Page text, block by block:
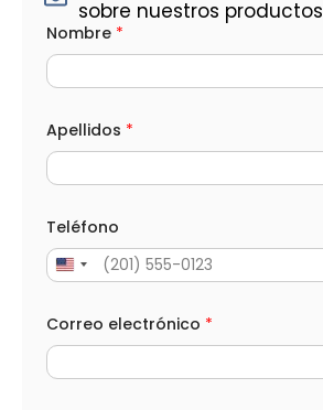
sobre nuestros productos
r
o
u
t
o
s
e
e
t
r
n
c
o
Nombre *
Apellidos *
Teléfono
Correo electrónico *